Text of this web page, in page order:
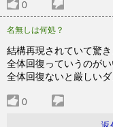
0
名無しは何処？
結構再現されていて驚
全体回復っていうのが
全体回復ないと厳しい
0